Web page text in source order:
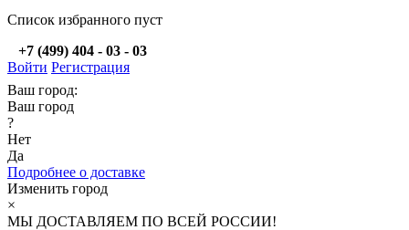
Список избранного пуст
+7 (499) 404 - 03 - 03
Войти Регистрация
Ваш город:
Ваш город
?
Нет
Да
Подробнее о доставке
Изменить город
×
МЫ ДОСТАВЛЯЕМ ПО ВСЕЙ РОССИИ!